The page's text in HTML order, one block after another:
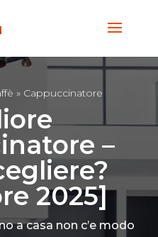
» Cappuccinatore
–
2025]
a casa non c’e modo